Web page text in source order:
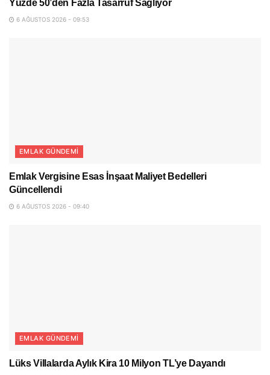
Yüzde 50’den Fazla Tasarruf Sağlıyor
6 AĞUSTOS 2026 - 09:53
EMLAK GÜNDEMI
Emlak Vergisine Esas İnşaat Maliyet Bedelleri
Güncellendi
6 AĞUSTOS 2026 - 09:40
EMLAK GÜNDEMI
Lüks Villalarda Aylık Kira 10 Milyon TL’ye Dayandı